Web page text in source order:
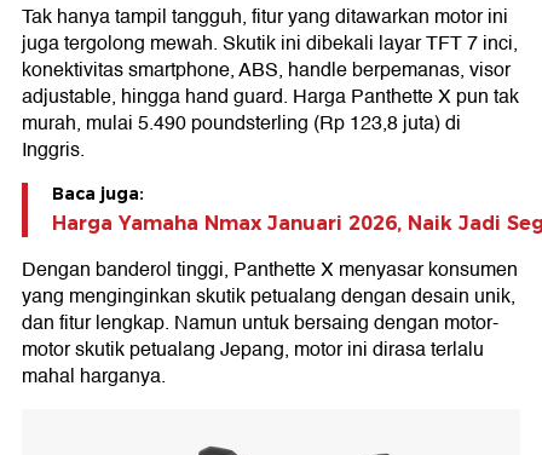
Tak hanya tampil tangguh, fitur yang ditawarkan motor ini
juga tergolong mewah. Skutik ini dibekali layar TFT 7 inci,
konektivitas smartphone, ABS, handle berpemanas, visor
adjustable, hingga hand guard. Harga Panthette X pun tak
murah, mulai 5.490 poundsterling (Rp 123,8 juta) di
Inggris.
Baca juga:
Harga Yamaha Nmax Januari 2026, Naik Jadi
Dengan banderol tinggi, Panthette X menyasar konsumen
yang menginginkan skutik petualang dengan desain unik,
dan fitur lengkap. Namun untuk bersaing dengan motor-
motor skutik petualang Jepang, motor ini dirasa terlalu
mahal harganya.